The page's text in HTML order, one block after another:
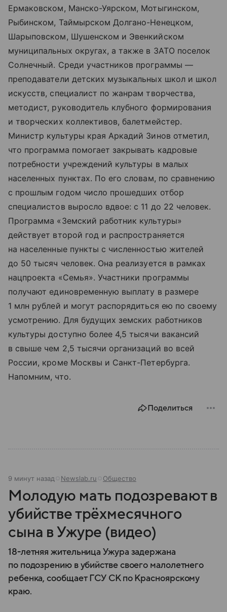
Ермаковском, Манско-Уярском, Мотыгинском,
Рыбинском, Таймырском Долгано-Ненецком,
Шарыповском, Шушенском и Эвенкийском
муниципальных округах, а также в ЗАТО поселок
Солнечный. Среди участников программы —
преподаватели детских музыкальных школ и школ
искусств, специалист по жанрам творчества,
методист, руководитель клубного формирования
и творческих коллективов, балетмейстер.
Министр культуры края Аркадий Зинов отметил,
что программа помогает закрывать кадровые
потребности учреждений культуры в малых
населенных пунктах. По его словам, по сравнению
с прошлым годом число прошедших отбор
специалистов выросло вдвое: с 11 до 22 человек.
Программа «Земский работник культуры»
действует второй год и распространяется
на населенные пункты с численностью жителей
до 50 тысяч человек. Она реализуется в рамках
нацпроекта «Семья». Участники программы
получают единовременную выплату в размере
1 млн рублей и могут распорядиться ею по своему
усмотрению. Для будущих земских работников
культуры доступно более 4,5 тысячи вакансий
в свыше чем 2,5 тысячи организаций во всей
России, кроме Москвы и Санкт-Петербурга.
Напомним, что.
Поделиться
9 минут назад Newslab.ru Общество
Молодую мать подозревают в
убийстве трёхмесячного
сына в Ужуре (видео)
18-летняя жительница Ужура задержана
по подозрению в убийстве своего малолетнего
ребенка, сообщает ГСУ СК по Красноярскому
краю.